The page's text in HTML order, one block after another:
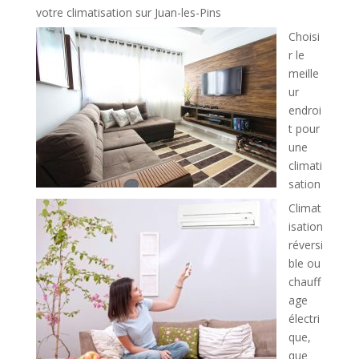
votre climatisation sur Juan-les-Pins
Choisi
r le
meille
ur
endroi
t pour
une
climati
sation
Climat
isation
réversi
ble ou
chauff
age
électri
que,
que